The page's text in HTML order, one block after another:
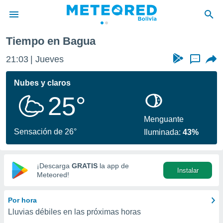
de
ha
calidad.
a este
las
y
digital
basada
Tiempo en Bagua
21:03 Jueves ...
Nubes y claros
25°
Sensación de 26°
Menguante
Iluminada:43%
¡Descarga GRATIS la app de
Meteored!
Instalar
Por hora
Lluvias débiles en las próximas horas